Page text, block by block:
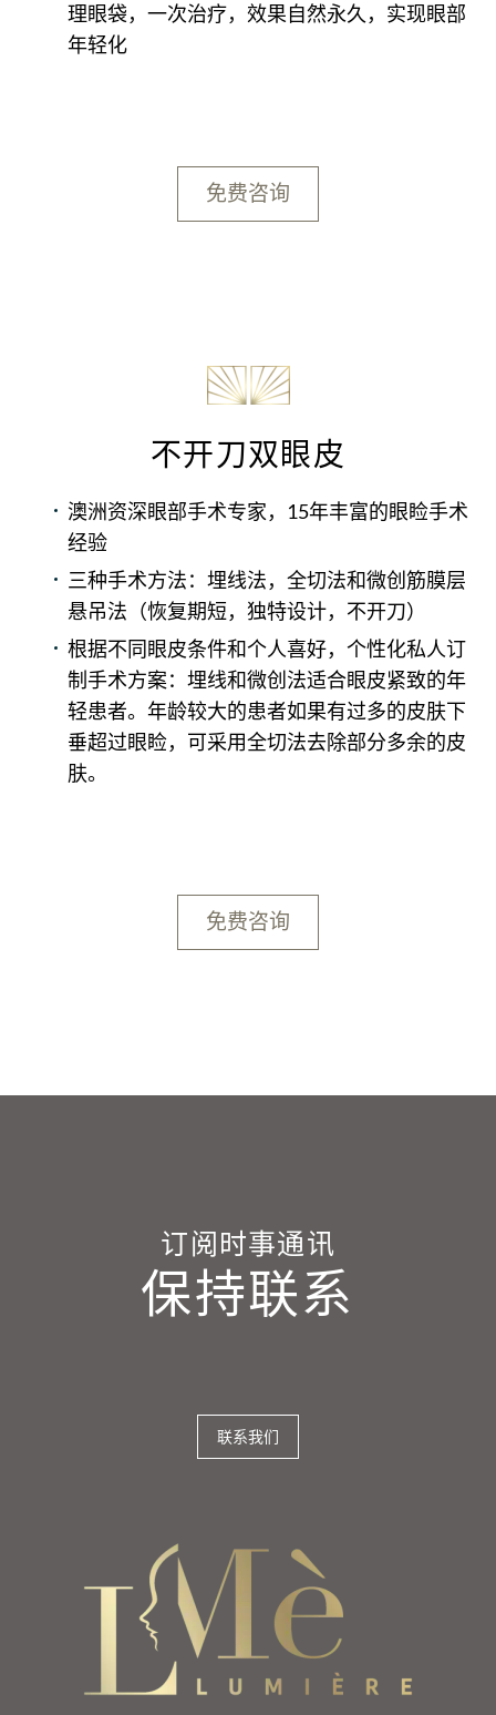
理眼袋，一次治疗，效果自然永久，实现眼部
年轻化
免费咨询
不开刀双眼皮
澳洲资深眼部手术专家，15年丰富的眼睑手术
经验
三种手术方法：埋线法，全切法和微创筋膜层
悬吊法（恢复期短，独特设计，不开刀）
根据不同眼皮条件和个人喜好，个性化私人订
制手术方案：埋线和微创法适合眼皮紧致的年
轻患者。年龄较大的患者如果有过多的皮肤下
垂超过眼睑，可采用全切法去除部分多余的皮
肤。
免费咨询
订阅时事通讯
保持联系
联系我们